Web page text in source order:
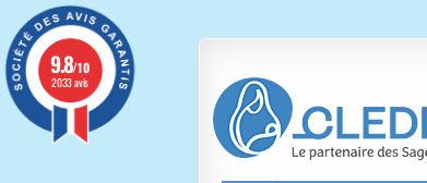
9.8/10
2033 avis